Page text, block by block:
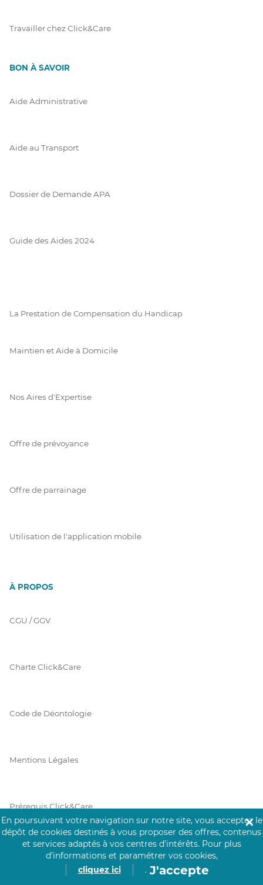
Travailler chez Click&Care
BON À SAVOIR
Aide Administrative
Aide au Transport
Dossier de Demande APA
Guide des Aides 2024
La Prestation de Compensation du Handicap
Maintien et Aide à Domicile
Nos Aires d'Expertise
Offre de prévoyance
Offre de parrainage
Utilisation de l'application mobile
À PROPOS
CGU / GGV
Charte Click&Care
Code de Déontologie
Mentions Légales
Prérequis Click&Care
Protection des Données
En poursuivant votre navigation sur notre site, vous acceptez le
dépôt de cookies destinés à vous proposer des offres, contenus
et services adaptés à vos centres d’intérêts. Pour plus
d’informations et paramétrer vos cookies,
cliquez ici
. J'accepte
✕